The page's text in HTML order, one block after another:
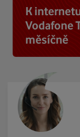
K
Vodafone
měsíčně